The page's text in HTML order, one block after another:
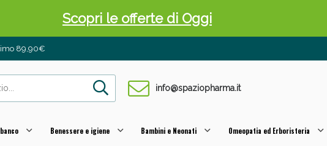
89,90€
info@spaziopharma.it
Benessere e igiene Bambini e Neonati Omeopatia ed Erboristeria
Pancia Piatta: Sconti fino al 55% validi solo per OGGI!